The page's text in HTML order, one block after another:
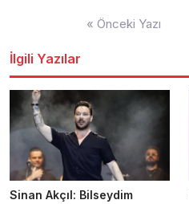
« Önceki Yazı
İlgili Yazılar
Sinan Akçıl: Bilseydim